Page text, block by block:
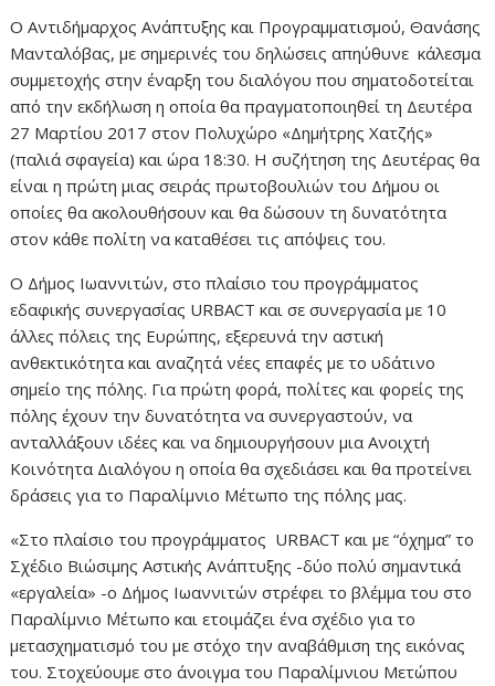
Ο Αντιδήμαρχος Ανάπτυξης και Προγραμματισμού, Θανάσης
Μανταλόβας, με σημερινές του δηλώσεις απηύθυνε κάλεσμα
συμμετοχής στην έναρξη του διαλόγου που σηματοδοτείται
από την εκδήλωση η οποία θα πραγματοποιηθεί τη Δευτέρα
27 Μαρτίου 2017 στον Πολυχώρο «Δημήτρης Χατζής»
(παλιά σφαγεία) και ώρα 18:30. Η συζήτηση της Δευτέρας θα
είναι η πρώτη μιας σειράς πρωτοβουλιών του Δήμου οι
οποίες θα ακολουθήσουν και θα δώσουν τη δυνατότητα
στον κάθε πολίτη να καταθέσει τις απόψεις του.
Ο Δήμος Ιωαννιτών, στο πλαίσιο του προγράμματος
εδαφικής συνεργασίας URBACT και σε συνεργασία με 10
άλλες πόλεις της Ευρώπης, εξερευνά την αστική
ανθεκτικότητα και αναζητά νέες επαφές με το υδάτινο
σημείο της πόλης. Για πρώτη φορά, πολίτες και φορείς της
πόλης έχουν την δυνατότητα να συνεργαστούν, να
ανταλλάξουν ιδέες και να δημιουργήσουν μια Ανοιχτή
Κοινότητα Διαλόγου η οποία θα σχεδιάσει και θα προτείνει
δράσεις για το Παραλίμνιο Μέτωπο της πόλης μας.
«Στο πλαίσιο του προγράμματος URBACT και με “όχημα” το
Σχέδιο Βιώσιμης Αστικής Ανάπτυξης -δύο πολύ σημαντικά
«εργαλεία» -ο Δήμος Ιωαννιτών στρέφει το βλέμμα του στο
Παραλίμνιο Μέτωπο και ετοιμάζει ένα σχέδιο για το
μετασχηματισμό του με στόχο την αναβάθμιση της εικόνας
του. Στοχεύουμε στο άνοιγμα του Παραλίμνιου Μετώπου